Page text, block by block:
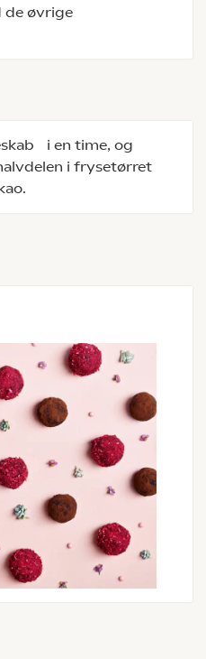
de øvrige
i en time, og
i frysetørret